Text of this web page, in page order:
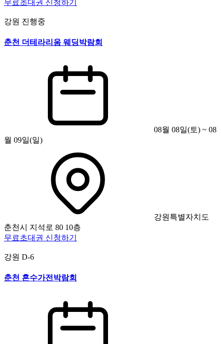
무료초대권 신청하기
강원 진행중
춘천 더테라리움 웨딩박람회
08월 08일(토) ~ 08
월 09일(일)
강원특별자치도
춘천시 지석로 80 10층
무료초대권 신청하기
강원 D-6
춘천 혼수가전박람회